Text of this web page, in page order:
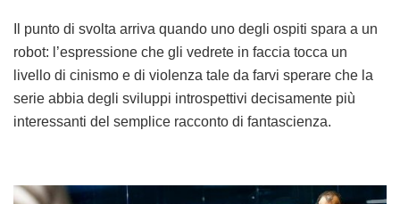
Il punto di svolta arriva quando uno degli ospiti spara a un
robot: l’espressione che gli vedrete in faccia tocca un
livello di cinismo e di violenza tale da farvi sperare che la
serie abbia degli sviluppi introspettivi decisamente più
interessanti del semplice racconto di fantascienza.